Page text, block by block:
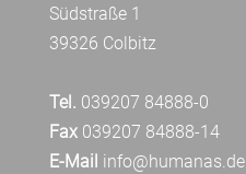
Südstraße 1
39326 Colbitz
Tel. 039207 84888-0
Fax039207 84888-14
E-Mail info@humanas.de